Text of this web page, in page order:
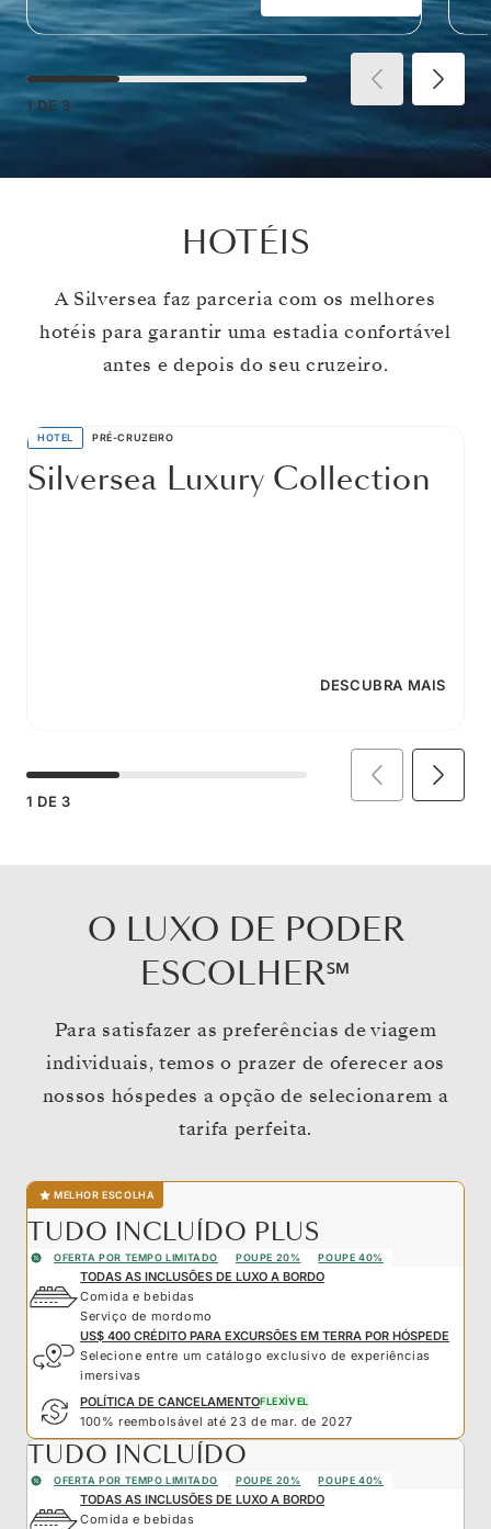
1 DE 3
HOTÉIS
A Silversea faz parceria com os melhores
hotéis para garantir uma estadia confortável
antes e depois do seu cruzeiro.
HOTEL PRÉ-CRUZEIRO
Silversea Luxury Collection
DESCUBRA MAIS
1 DE 3
O LUXO DE PODER
ESCOLHER℠
Para satisfazer as preferências de viagem
individuais, temos o prazer de oferecer aos
nossos hóspedes a opção de selecionarem a
tarifa perfeita.
MELHOR ESCOLHA
TUDO INCLUÍDO PLUS
OFERTA POR TEMPO LIMITADO POUPE 20% POUPE 40%
TODAS AS INCLUSÕES DE LUXO A BORDO
Comida e bebidas
Serviço de mordomo
US$ 400 CRÉDITO PARA EXCURSÕES EM TERRA POR HÓSPEDE
Selecione entre um catálogo exclusivo de experiências
imersivas
POLÍTICA DE CANCELAMENTOFLEXÍVEL
100% reembolsável até 23 de mar. de 2027
TUDO INCLUÍDO
OFERTA POR TEMPO LIMITADO POUPE 20% POUPE 40%
TODAS AS INCLUSÕES DE LUXO A BORDO
Comida e bebidas